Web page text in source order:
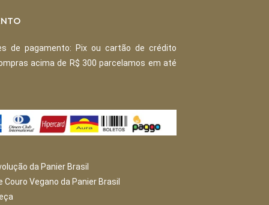
de pagamento: Pix ou cartão de crédito
acima de R$ 300 parcelamos em até
da Panier Brasil
Vegano da Panier Brasil